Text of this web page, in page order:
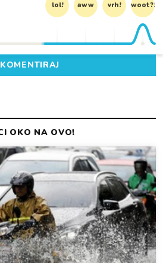
lol! aww vrh! woot?!
KOMENTIRAJ